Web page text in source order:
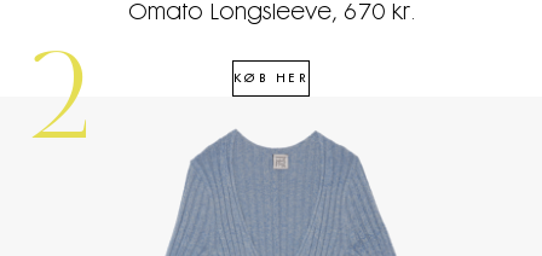
Omato Longsleeve, 670 kr.
KØB HER
2